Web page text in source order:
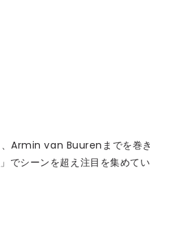
Armin van Buurenまでを巻き
でシーンを超え注目を集めてい